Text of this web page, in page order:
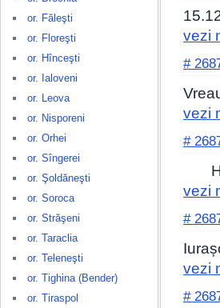
or. Făleşti
or. Floreşti
or. Hînceşti
or. Ialoveni
or. Leova
or. Nisporeni
or. Orhei
or. Sîngerei
or. Şoldăneşti
or. Soroca
or. Străşeni
or. Taraclia
or. Teleneşti
or. Tighina (Bender)
or. Tiraspol
vezi
#
vezi
#
vezi
#
vezi
#